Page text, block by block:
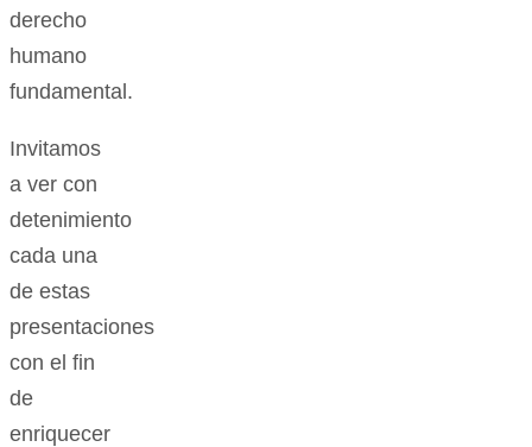
derecho
humano
fundamental.
Invitamos
a ver con
detenimiento
cada una
de estas
presentaciones
con el fin
de
enriquecer